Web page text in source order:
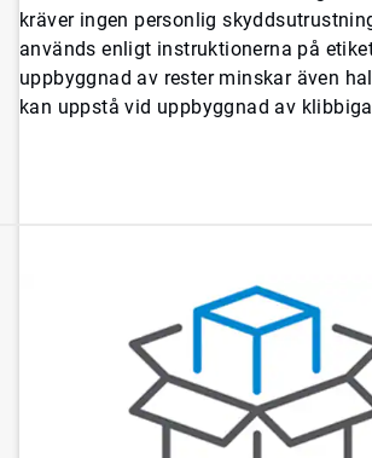
kräver ingen personlig
används enligt instruktionerna på
uppbyggnad av rester minskar även
kan uppstå vid uppbyggnad av